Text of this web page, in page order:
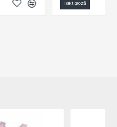
Ielikt grozā